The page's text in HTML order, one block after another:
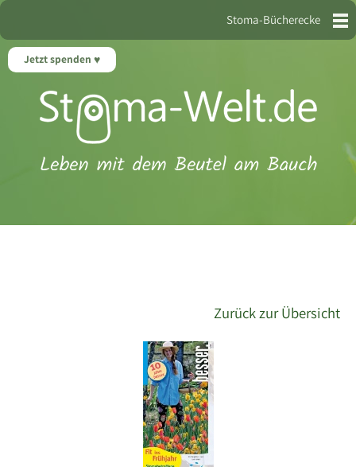
Jetzt spenden
Stoma-Bücherecke
Zurück zur Übersicht